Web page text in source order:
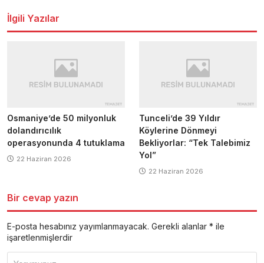
İlgili Yazılar
Osmaniye’de 50 milyonluk
dolandırıcılık
operasyonunda 4 tutuklama
22 Haziran 2026
Tunceli’de 39 Yıldır
Köylerine Dönmeyi
Bekliyorlar: “Tek Talebimiz
Yol”
22 Haziran 2026
Bir cevap yazın
E-posta hesabınız yayımlanmayacak. Gerekli alanlar * ile
işaretlenmişlerdir